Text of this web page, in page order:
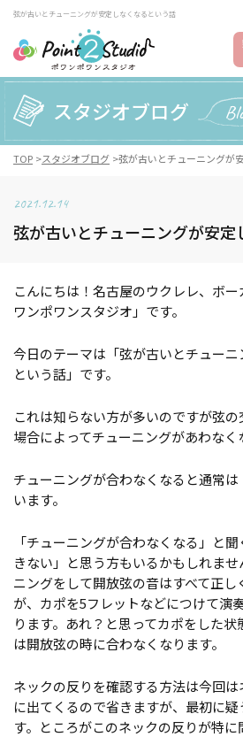
弦が古いとチューニングが安定しなくなるという話
スタジオブログ
TOP スタジオブログ 弦が古いとチューニングが
2021.12.14
弦が古いとチューニングが安
こんにちは！名古屋のウクレレ、ボ
ワンポワンスタジオ」です。
今日のテーマは「弦が古いとチュー
という話」です。
これは知らない方が多いのですが弦
場合によってチューニングがあわなく
チューニングが合わなくなると通常
います。
「チューニングが合わなくなる」と
きない」と思う方もいるかもしれま
ニングをして開放弦の音はすべて正
が、カポを5フレットなどにつけて演
ります。あれ？と思ってカポをした
は開放弦の時に合わなくなります。
ネックの反りを確認する方法は今回
に出てくるので省きますが、最初に
す。ところがこのネックの反りが特に